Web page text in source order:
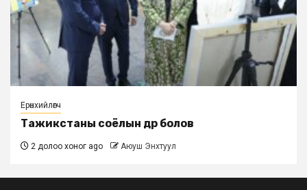
Ерөнхийлөгч
Тажикстаны соёлын өдөр болов
2 долоо хоног ago Аюуш Энхтуул